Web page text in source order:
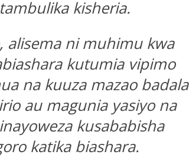
kisheria.
alisema ni muhimu kwa
kutumia vipimo
na kuuza mazao badala
au magunia yasiyo na
kusababisha
katika biashara.